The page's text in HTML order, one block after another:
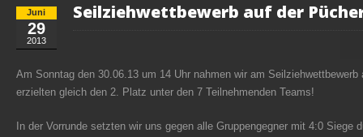
Juni
29
2013
Seilziehwettbewerb auf der
Am Sonntag den 30.06.13 um 14 Uhr nahmen wir am
erzielten gleich den 2. Platz unter den 7 Teilnehmenden Teams!
In der Vorrunde setzten wir uns gegen alle Gruppengegner mit 4:0 Siege